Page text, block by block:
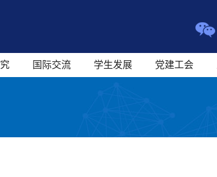
国际交流 学生发展 党建工会